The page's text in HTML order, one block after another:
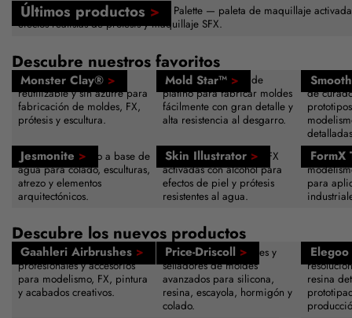
Últimos productos >
Nuevo — Skin Illustrator Creations Palette — paleta de maquillaje
efectos realistas de prótesis y maquillaje SFX.
Descubre nuestros favoritos
Monster Clay® >
Plastilina de modelado
reutilizable y sin azufre para
fabricación de moldes, FX,
prótesis y escultura.
Mold Star™ >
Caucho de silicona de
platino para fabricar moldes
fácilmente con gran detalle y
alta resistencia al desgarro.
Resina
de
Jesmonite >
Composite acrílico a base de
agua para colado, esculturas,
atrezo y elementos
arquitectónicos.
Skin Illustrator >
Paletas de maquillaje SFX
activadas con alcohol para
efectos de piel y prótesis
resistentes al agua.
FormX
para
Descubre los nuevos productos
Gaahleri Airbrushes >
Sistemas de aerografía
profesionales y accesorios
para modelismo, FX, pintura
y acabados creativos.
Price-Driscoll >
Agentes desmoldeantes y
selladores de moldes
avanzados para silicona,
resina, escayola, hormigón y
colado.
resina